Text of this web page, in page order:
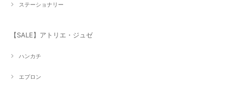
ステーショナリー
【SALE】アトリエ・ジュゼ
ハンカチ
エプロン